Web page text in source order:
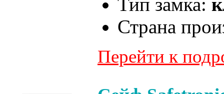
Страна
Перейти к